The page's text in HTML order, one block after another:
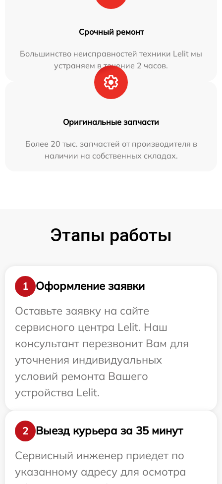
Срочный ремонт
Большинство неисправностей техники Lelit мы
устраняем в течение 2 часов.
Оригинальные запчасти
Более 20 тыс. запчастей от производителя в
наличии на собственных складах.
Этапы работы
1
Оформление заявки
Оставьте заявку на сайте
сервисного центра Lelit. Наш
консультант перезвонит Вам для
уточнения индивидуальных
условий ремонта Вашего
устройства Lelit.
2
Выезд курьера за 35 минут
Сервисный инженер приедет по
указанному адресу для осмотра